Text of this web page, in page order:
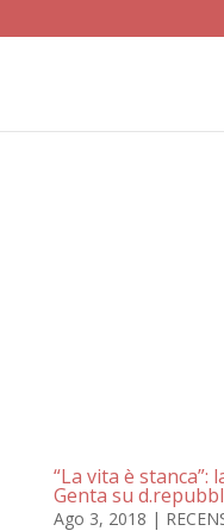
“La vita è stanca”:
Genta su
Ago 3, 2018 |